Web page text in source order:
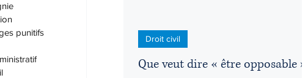
punitifs
Que veut dire « être opposable » ?
Droit civil